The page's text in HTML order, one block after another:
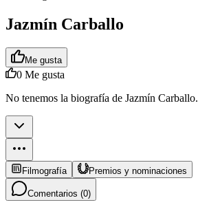
Jazmín Carballo
Me gusta
0 Me gusta
No tenemos la biografía de Jazmín Carballo.
Filmografía Premios y nominaciones
Comentarios (0)